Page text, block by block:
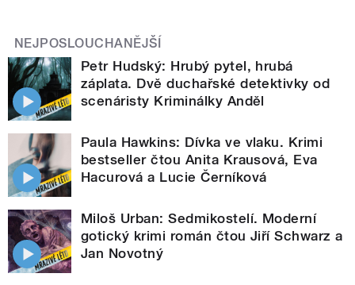
NEJPOSLOUCHANĚJŠÍ
Petr Hudský: Hrubý pytel, hrubá
záplata. Dvě duchařské detektivky od
scenáristy Kriminálky Anděl
Paula Hawkins: Dívka ve vlaku. Krimi
bestseller čtou Anita Krausová, Eva
Hacurová a Lucie Černíková
Miloš Urban: Sedmikostelí. Moderní
gotický krimi román čtou Jiří Schwarz a
Jan Novotný